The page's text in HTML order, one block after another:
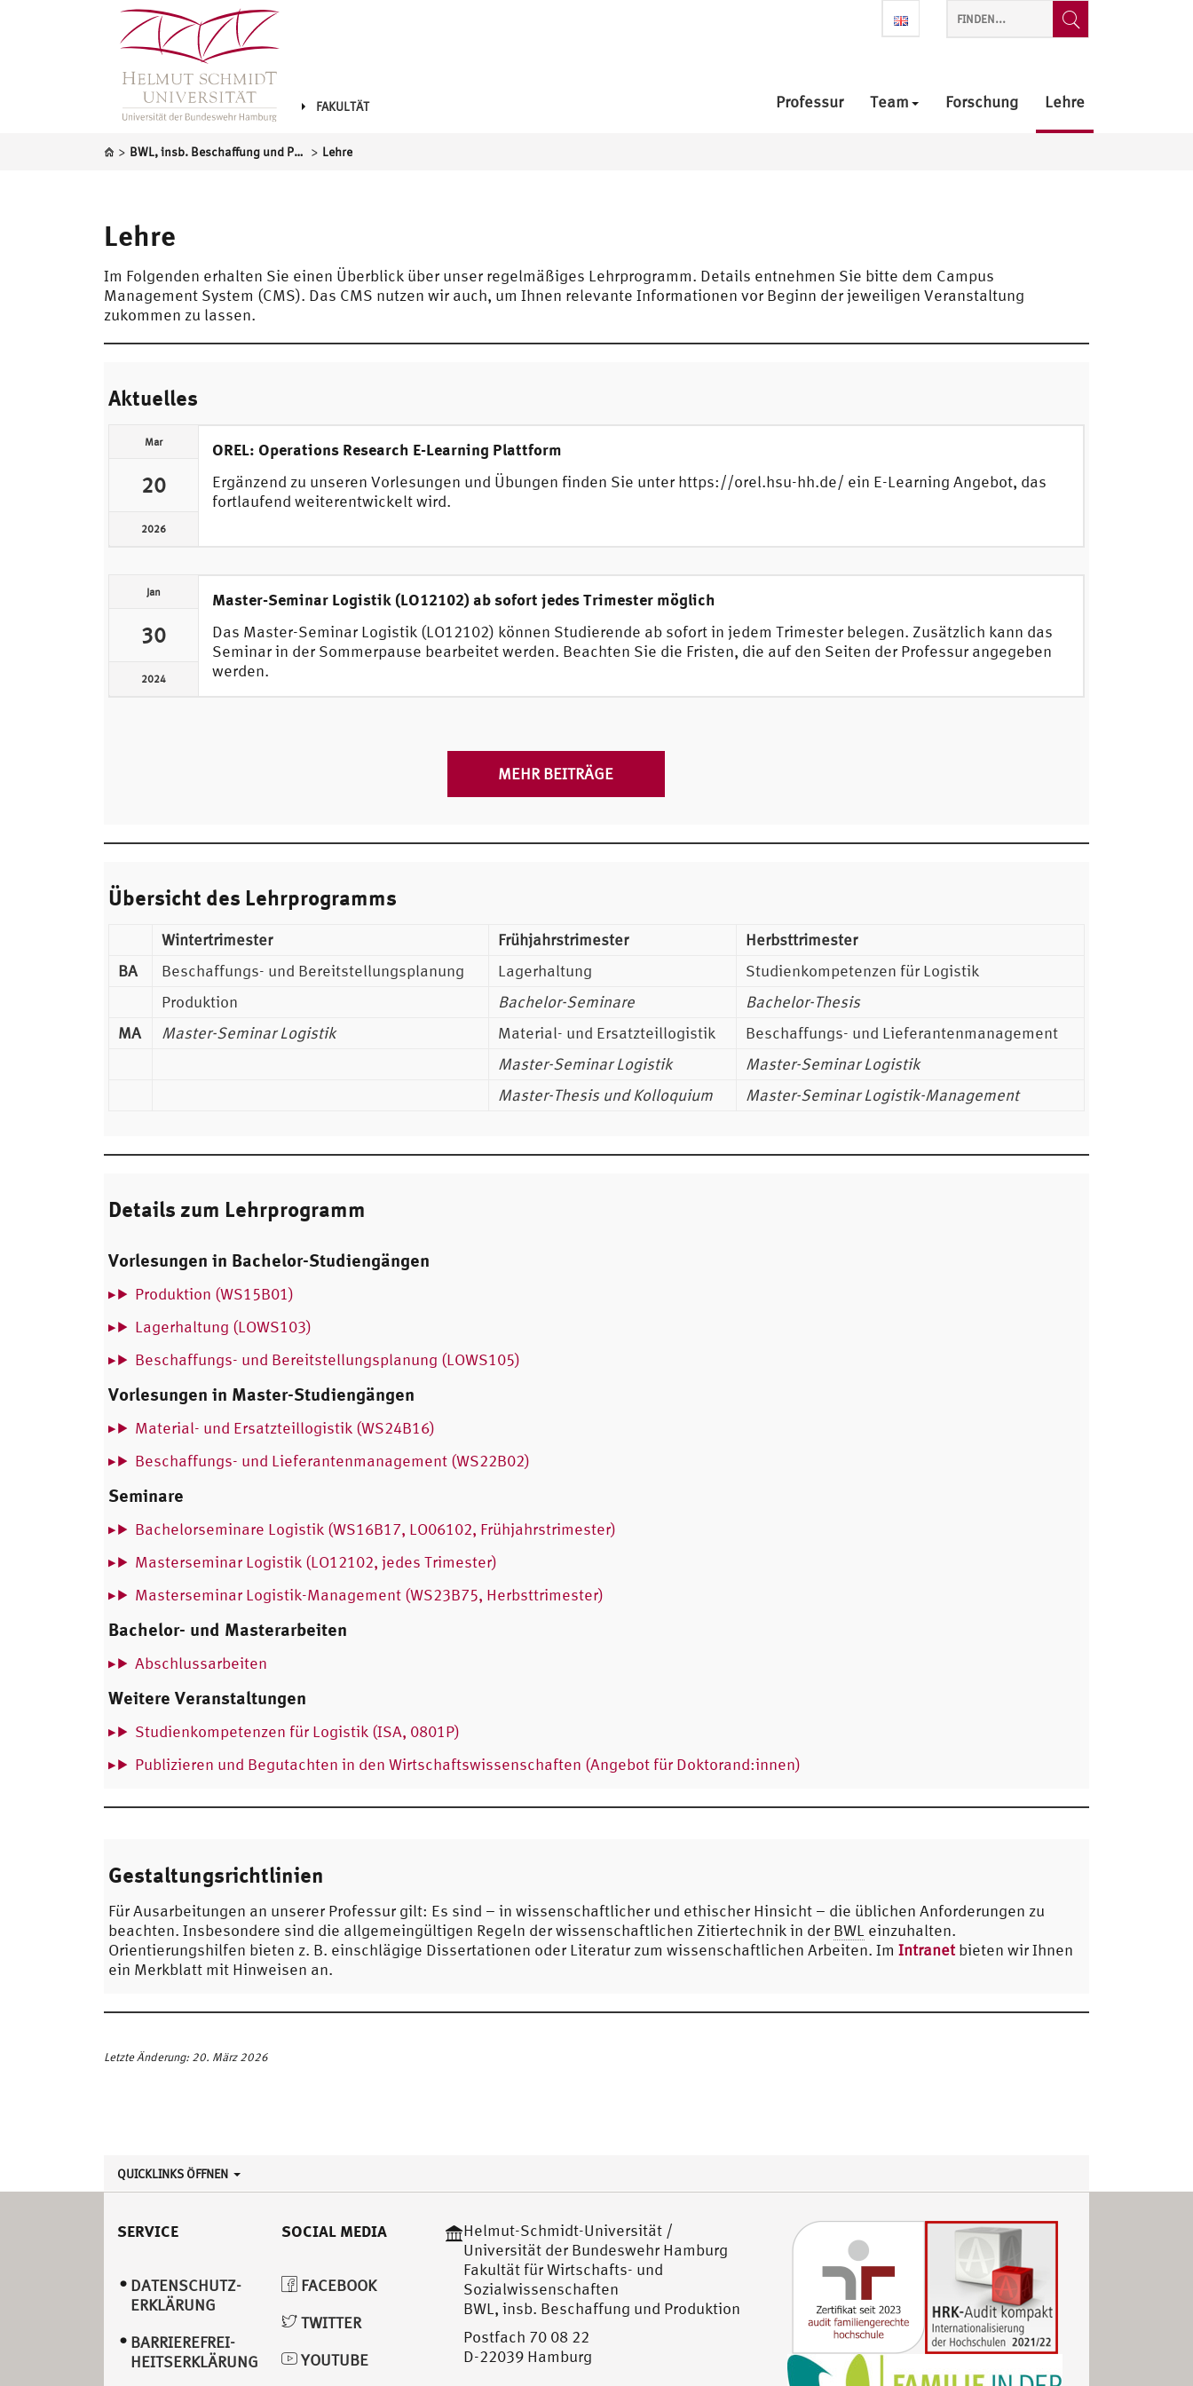
FAKULTÄT Professur Team Forschung Lehre
> BWL, insb. Beschaffung und Produktion > Lehre
Lehre
Im Folgenden erhalten Sie einen Überblick über unser regelmäßiges Lehrprogramm. Details entnehmen Sie bitte dem Campus
Management System (CMS). Das CMS nutzen wir auch, um Ihnen relevante Informationen vor Beginn der jeweiligen Veranstaltung
zukommen zu lassen.
Aktuelles
Mar
20
2026
OREL: Operations Research E-Learning Plattform
Ergänzend zu unseren Vorlesungen und Übungen finden Sie unter https://orel.hsu-hh.de/ ein E-Learning Angebot, das
fortlaufend weiterentwickelt wird.
Jan
30
2024
Master-Seminar Logistik (LO12102) ab sofort jedes Trimester möglich
Das Master-Seminar Logistik (LO12102) können Studierende ab sofort in jedem Trimester belegen. Zusätzlich kann das
Seminar in der Sommerpause bearbeitet werden. Beachten Sie die Fristen, die auf den Seiten der Professur angegeben
werden.
MEHR BEITRÄGE
Übersicht des Lehrprogramms
Wintertrimester Frühjahrstrimester
Herbsttrimester
BA
Beschaffungs- und Bereitstellungsplanung Lagerhaltung
Studienkompetenzen für Logistik
Produktion
Bachelor-Seminare
Bachelor-Thesis
MA
Master-Seminar Logistik Material- und Ersatzteillogistik
Beschaffungs- und Lieferantenmanagement
Master-Seminar Logistik
Master-Seminar Logistik
Master-Thesis und Kolloquium
Master-Seminar Logistik-Management
Details zum Lehrprogramm
Vorlesungen in Bachelor-Studiengängen
Produktion (WS15B01)
Lagerhaltung (LOWS103)
Beschaffungs- und Bereitstellungsplanung (LOWS105)
Vorlesungen in Master-Studiengängen
Material- und Ersatzteillogistik (WS24B16)
Beschaffungs- und Lieferantenmanagement (WS22B02)
Seminare
Bachelorseminare Logistik (WS16B17, LO06102, Frühjahrstrimester)
Masterseminar Logistik (LO12102, jedes Trimester)
Masterseminar Logistik-Management (WS23B75, Herbsttrimester)
Bachelor- und Masterarbeiten
Abschlussarbeiten
Weitere Veranstaltungen
Studienkompetenzen für Logistik (ISA, 0801P)
Publizieren und Begutachten in den Wirtschaftswissenschaften (Angebot für Doktorand:innen)
Gestaltungsrichtlinien
Für Ausarbeitungen an unserer Professur gilt: Es sind – in wissenschaftlicher und ethischer Hinsicht – die üblichen Anforderungen zu
beachten. Insbesondere sind die allgemeingültigen Regeln der wissenschaftlichen Zitiertechnik in der BWL einzuhalten.
Orientierungshilfen bieten z. B. einschlägige Dissertationen oder Literatur zum wissenschaftlichen Arbeiten. Im Intranet bieten wir Ihnen
ein Merkblatt mit Hinweisen an.
Letzte Änderung: 20. März 2026
QUICKLINKS ÖFFNEN
SERVICE
DATENSCHUTZ­
ERKLÄRUNG
BARRIEREFREI­
HEITSERKLÄRUNG
SOCIAL MEDIA
FACEBOOK
TWITTER
YOUTUBE
Helmut-Schmidt-Universität /
Universität der Bundeswehr Hamburg
Fakultät für Wirtschafts- und
Sozialwissenschaften
BWL, insb. Beschaffung und Produktion
Postfach 70 08 22
D-22039 Hamburg